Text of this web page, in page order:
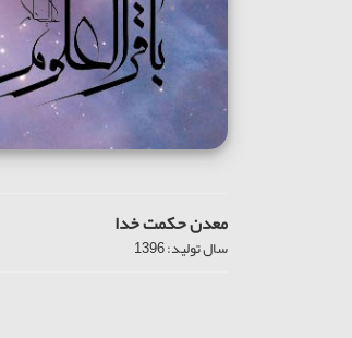
معدن حکمت خدا
سال تولید: 1396